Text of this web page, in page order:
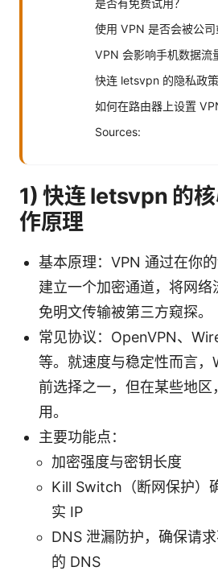
使用 VPN 是否会被公司
VPN 会影响手机数据流
快连 letsvpn 的隐私政策
如何在路由器上设置
Sources:
1) 快连 letsvpn 的
作原理
基本原理：VPN 通过在你
建立一个加密通道，将网络
免明文传输被第三方窥探。
常见协议：OpenVPN、
等。就速度与稳定性而言，
前选择之一，但在某些地
用。
主要功能点：
加密强度与密钥长度
Kill Switch（断网保护）
实 IP
DNS 泄漏防护，确保请
的 DNS